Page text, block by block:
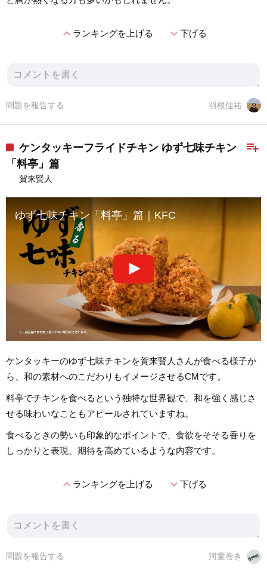
expand_lessランキングを上げる expand_more下げる
羽根佳祐
問題を報告する
playlist_add
ケンタッキーフライドチキン ゆず七味チキン
「料亭」篇
賀来賢人
ゆず七味チキン「料亭」篇｜KFC
ケンタッキーのゆず七味チキンを賀来賢人さんが食べる様子か
ら、和の素材へのこだわりもイメージさせるCMです。
料亭でチキンを食べるという独特な世界観で、和を強く感じさ
せる味わいなこともアピールされていますね。
食べるときの勢いも印象的なポイントで、食欲をそそる香りを
しっかりと表現、期待を高めているような内容です。
expand_lessランキングを上げる expand_more下げる
河童巻き
問題を報告する